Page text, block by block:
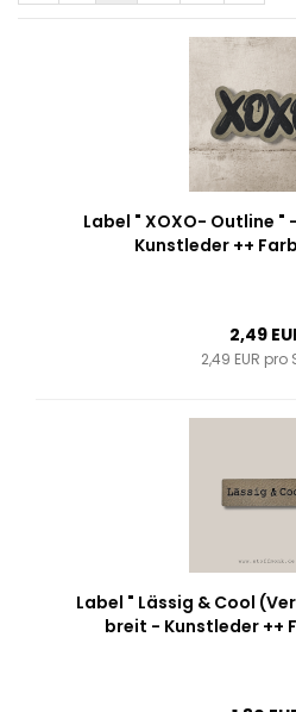
Label " XOXO- Outline
Kunstleder ++
2,49
2,49 EUR pro
Label " Lässig & Cool
breit - Kunstleder ++